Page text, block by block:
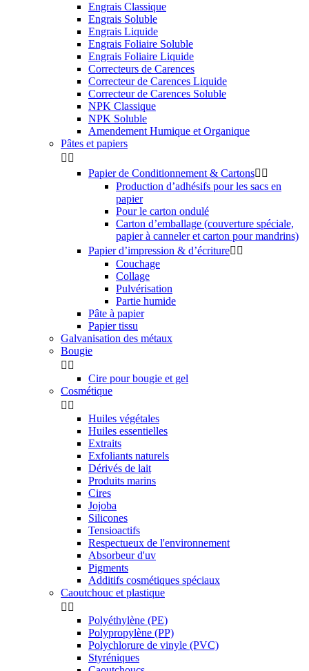
Engrais Classique
Engrais Soluble
Engrais Liquide
Engrais Foliaire Soluble
Engrais Foliaire Liquide
Correcteurs de Carences
Correcteur de Carences Liquide
Correcteur de Carences Soluble
NPK Classique
NPK Soluble
Amendement Humique et Organique
Pâtes et papiers
 
Papier de Conditionnement & Cartons 
Production d’adhésifs pour les sacs en
papier
Pour le carton ondulé
Carton d’emballage (couverture spéciale,
papier à canneler et carton pour mandrins)
Papier d’impression & d’écriture 
Couchage
Collage
Pulvérisation
Partie humide
Pâte à papier
Papier tissu
Galvanisation des métaux
Bougie
 
Cire pour bougie et gel
Cosmétique
 
Huiles végétales
Huiles essentielles
Extraits
Exfoliants naturels
Dérivés de lait
Produits marins
Cires
Jojoba
Silicones
Tensioactifs
Respectueux de l'environnement
Absorbeur d'uv
Pigments
Additifs cosmétiques spéciaux
Caoutchouc et plastique
 
Polyéthylène (PE)
Polypropylène (PP)
Polychlorure de vinyle (PVC)
Styréniques